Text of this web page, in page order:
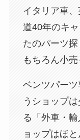
イタリア車
道40年のキ
たのパーツ探
もちろん小売
ベンツパー
うショップ
る「外車・
ョップはほと